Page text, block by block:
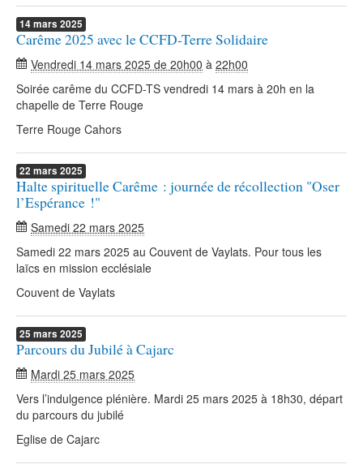
14mars 2025
Carême 2025 avec le CCFD-Terre Solidaire
Vendredi 14 mars 2025 de 20h00 à 22h00
Soirée carême du CCFD-TS vendredi 14 mars à 20h en la
chapelle de Terre Rouge
Terre Rouge Cahors
22 mars 2025
Halte spirituelle Carême : journée de récollection "Oser
l’Espérance !"
Samedi 22 mars 2025
Samedi 22 mars 2025 au Couvent de Vaylats. Pour tous les
laïcs en mission ecclésiale
Couvent de Vaylats
25 mars 2025
Parcours du Jubilé à Cajarc
Mardi 25 mars 2025
Vers l’indulgence plénière. Mardi 25 mars 2025 à 18h30, départ
du parcours du jubilé
Eglise de Cajarc